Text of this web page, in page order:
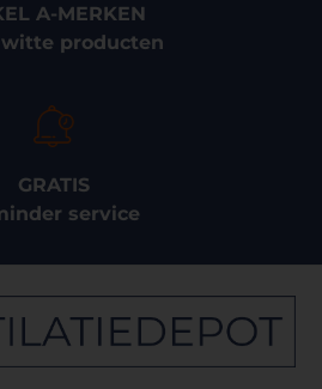
A-MERKEN
producten
GRATIS
service